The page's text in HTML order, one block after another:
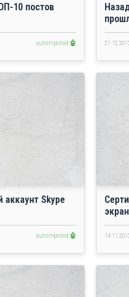
10 постов
autoimported 🤖
аккаунт Skype
autoimported 🤖